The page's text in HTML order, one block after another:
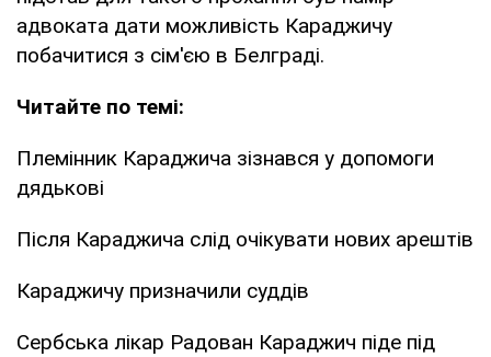
адвоката дати можливість Караджичу
побачитися з сім'єю в Белграді.
Читайте по темі:
Племінник Караджича зізнався у допомоги
дядькові
Після Караджича слід очікувати нових арештів
Караджичу призначили суддів
Сербська лікар Радован Караджич піде під